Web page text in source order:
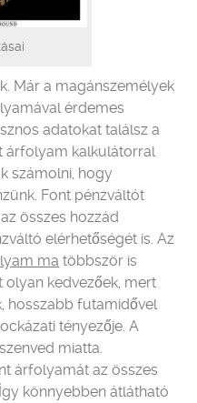
Már a magánszemélyek
érdemes
adatokat találsz a
árfolyam kalkulátorral
számolni, hogy
Font pénzváltót
összes hozzád
elérhetőségét is. Az
ma többször is
olyan kedvezőek, mert
hosszabb futamidővel
tényezője. A
miatta.
árfolyamát az összes
könnyebben átlátható